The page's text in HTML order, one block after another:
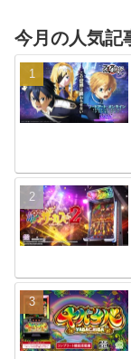
今月の人気記